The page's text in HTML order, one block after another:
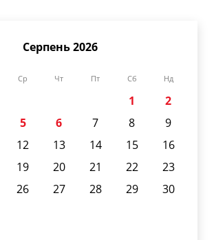
Серпень 2026
Ср Чт Пт Сб Нд
1
2
5 6 7 8
9
12 13 14 15
16
19 20 21 22
23
26 27 28 29
30